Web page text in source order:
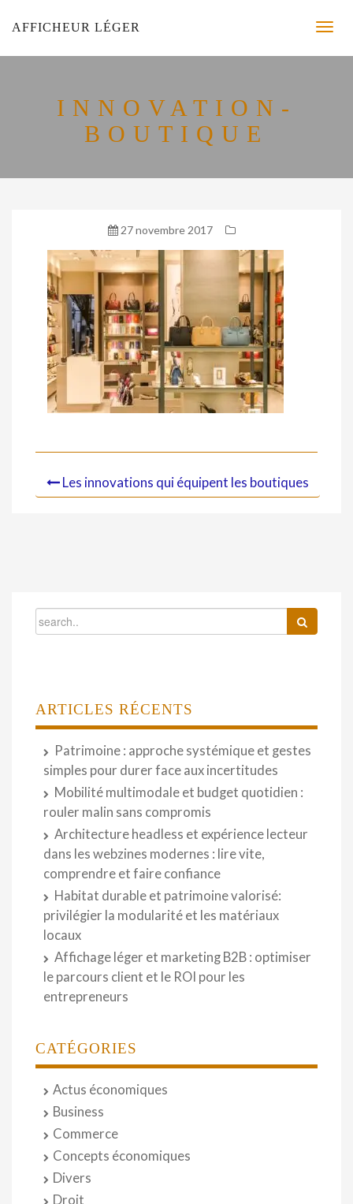
AFFICHEUR LÉGER
INNOVATION-
BOUTIQUE
27 novembre 2017
Les innovations qui équipent les boutiques
ARTICLES RÉCENTS
Patrimoine : approche systémique et gestes
simples pour durer face aux incertitudes
Mobilité multimodale et budget quotidien :
rouler malin sans compromis
Architecture headless et expérience lecteur
dans les webzines modernes : lire vite,
comprendre et faire confiance
Habitat durable et patrimoine valorisé:
privilégier la modularité et les matériaux
locaux
Affichage léger et marketing B2B : optimiser
le parcours client et le ROI pour les
entrepreneurs
CATÉGORIES
Actus économiques
Business
Commerce
Concepts économiques
Divers
Droit